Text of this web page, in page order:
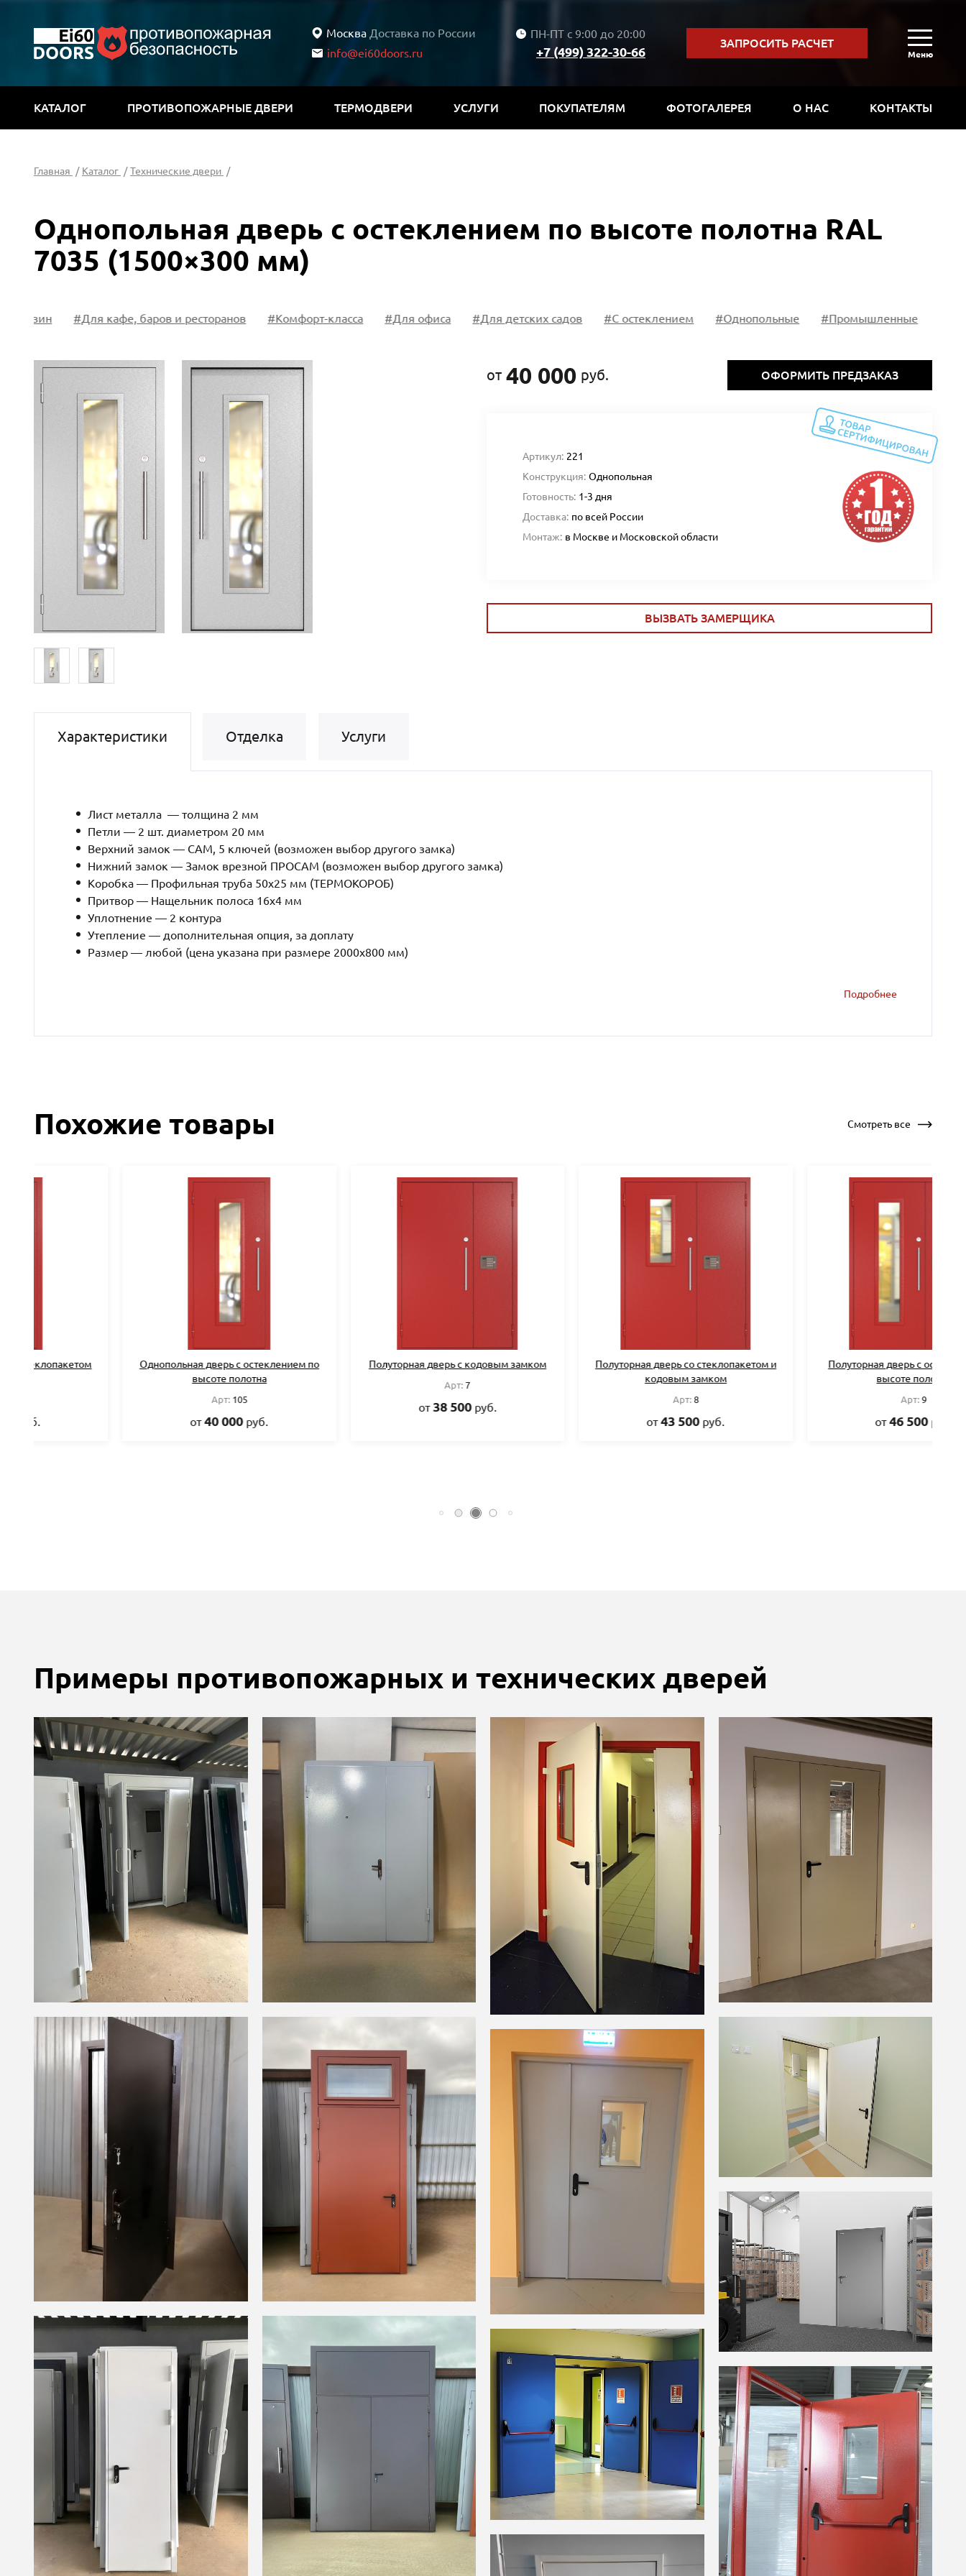
МоскваДоставка по России
info@ei60doors.ru
ПН-ПТ с 9:00 до 20:00
+7 (499) 322-30-66
ЗАПРОСИТЬ РАСЧЕТ
Меню
КАТАЛОГ ПРОТИВОПОЖАРНЫЕ ДВЕРИ ТЕРМОДВЕРИ УСЛУГИ ПОКУПАТЕЛЯМ ФОТОГАЛЕРЕЯ О НАС КОНТАКТЫ
Главная / Каталог / Технические двери /
Однопольная дверь с остеклением по высоте полотна RAL
7035 (1500×300 мм)
#Для кафе, баров и ресторанов #Комфорт-класса #Для офиса #Для детских садов #С остеклением #Однопольные #Промышленные #Серые
от 40 000 руб. ОФОРМИТЬ ПРЕДЗАКАЗ
Артикул: 221
Конструкция: Однопольная
Готовность: 1-3 дня
Доставка: по всей России
Монтаж: в Москве и Московской области
ВЫЗВАТЬ ЗАМЕРЩИКА
Характеристики Отделка Услуги
Лист металла — толщина 2 мм
Петли — 2 шт. диаметром 20 мм
Верхний замок — САМ, 5 ключей (возможен выбор другого замка)
Нижний замок — Замок врезной ПРОСАМ (возможен выбор другого замка)
Коробка — Профильная труба 50х25 мм (ТЕРМОКОРОБ)
Притвор — Нащельник полоса 16х4 мм
Уплотнение — 2 контура
Утепление — дополнительная опция, за доплату
Размер — любой (цена указана при размере 2000x800 мм)
Подробнее
Похожие товары Смотреть все
Однопольная дверь с остеклением по
Полуторная дверь с кодовым замком
Полуторная дверь со стеклопакетом и
Полуторная дверь с остеклением по
Примеры противопожарных и технических дверей